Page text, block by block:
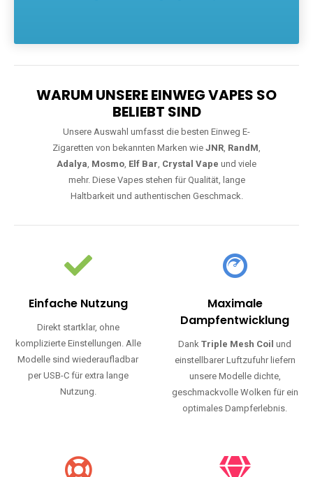
WARUM UNSERE EINWEG VAPES SO
BELIEBT SIND
Unsere Auswahl umfasst die besten Einweg E-
Zigaretten von bekannten Marken wie JNR, RandM,
Adalya, Mosmo, Elf Bar, Crystal Vape und viele
mehr. Diese Vapes stehen für Qualität, lange
Haltbarkeit und authentischen Geschmack.
Einfache Nutzung
Direkt startklar, ohne
komplizierte Einstellungen. Alle
Modelle sind wiederaufladbar
per USB-C für extra lange
Nutzung.
Maximale
Dampfentwicklung
DankTriple Mesh Coil und
einstellbarer Luftzufuhr liefern
unsere Modelle dichte,
geschmackvolle Wolken für ein
optimales Dampferlebnis.